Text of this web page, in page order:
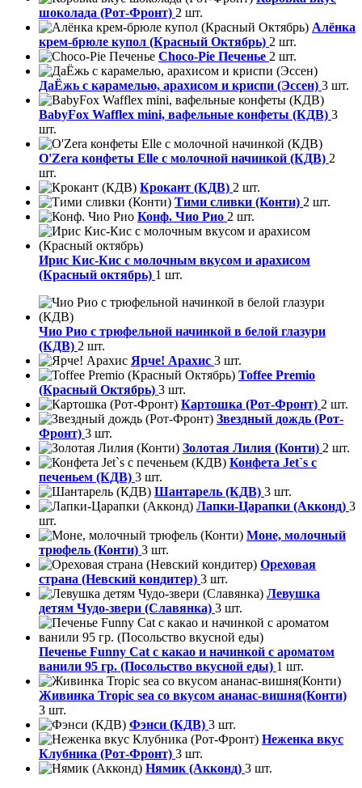
шоколада (Рот-Фронт) 2 шт.
Алёнка
крем-брюле купол (Красный Октябрь) 2 шт.
Choco-Pie Печенье 2 шт.
ДаЁжь с карамелью, арахисом и криспи (Эссен) 3 шт.
BabyFox Wafflex mini, вафельные конфеты (КДВ) 3
шт.
O'Zera конфеты Elle с молочной начинкой (КДВ) 2
шт.
Крокант (КДВ) 2 шт.
Тими сливки (Конти) 2 шт.
Конф. Чио Рио 2 шт.
Ирис Кис-Кис с молочным вкусом и арахисом
(Красный октябрь) 1 шт.
Чио Рио с трюфельной начинкой в белой глазури
(КДВ) 2 шт.
Ярче! Арахис 3 шт.
Toffee Premio
(Красный Октябрь) 3 шт.
Картошка (Рот-Фронт) 2 шт.
Звездный дождь (Рот-
Фронт) 3 шт.
Золотая Лилия (Конти) 2 шт.
Конфета Jet`s с
печеньем (КДВ) 3 шт.
Шантарель (КДВ) 3 шт.
Лапки-Царапки (Акконд) 3
шт.
Моне, молочный
трюфель (Конти) 3 шт.
Ореховая
страна (Невский кондитер) 3 шт.
Левушка
детям Чудо-звери (Славянка) 3 шт.
Печенье Funny Сat с какао и начинкой с ароматом
ванили 95 гр. (Посольство вкусной еды) 1 шт.
Живинка Tropic sea со вкусом ананас-вишня(Конти)
3 шт.
Фэнси (КДВ) 3 шт.
Неженка вкус
Клубника (Рот-Фронт) 3 шт.
Нямик (Акконд) 3 шт.